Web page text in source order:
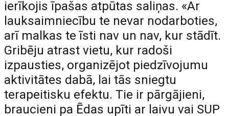
ierīkojis īpašas atpūtas saliņas. «Ar
lauksaimniecību te nevar nodarboties,
arī malkas te īsti nav un nav, kur stādīt.
Gribēju atrast vietu, kur radoši
izpausties, organizējot piedzīvojumu
aktivitātes dabā, lai tās sniegtu
terapeitisku efektu. Tie ir pārgājieni,
braucieni pa Ēdas upīti ar laivu vai SUP